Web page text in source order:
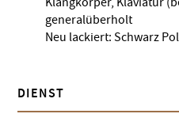
generalüberholt
Neu lackiert: Schwarz
DIENST